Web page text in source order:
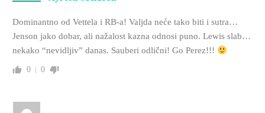
Dominantno od Vettela i RB-a! Valjda neće tako biti i sutra…
Jenson jako dobar, ali nažalost kazna odnosi puno. Lewis slab…
nekako “nevidljiv” danas. Sauberi odlični! Go Perez!!!
0 0